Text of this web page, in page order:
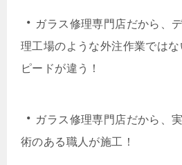
・ ガラス修理専門店だから、
理工場のような外注作業では
ピードが違う！
・ ガラス修理専門店だから、
術のある職人が施工！